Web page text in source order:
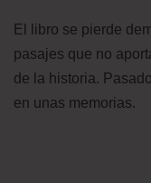
El libro se pierde
pasajes que no
de la historia.
en unas memorias.